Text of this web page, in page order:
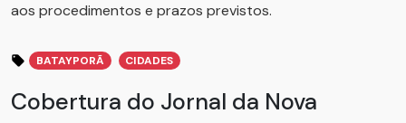
aos procedimentos e prazos previstos.
BATAYPORÃ CIDADES
Cobertura do Jornal da Nova